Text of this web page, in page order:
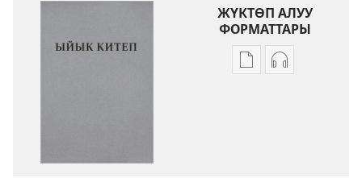
ЖҮКТӨП АЛУУ
ФОРМАТТАРЫ
АдабияттыАудиолорду